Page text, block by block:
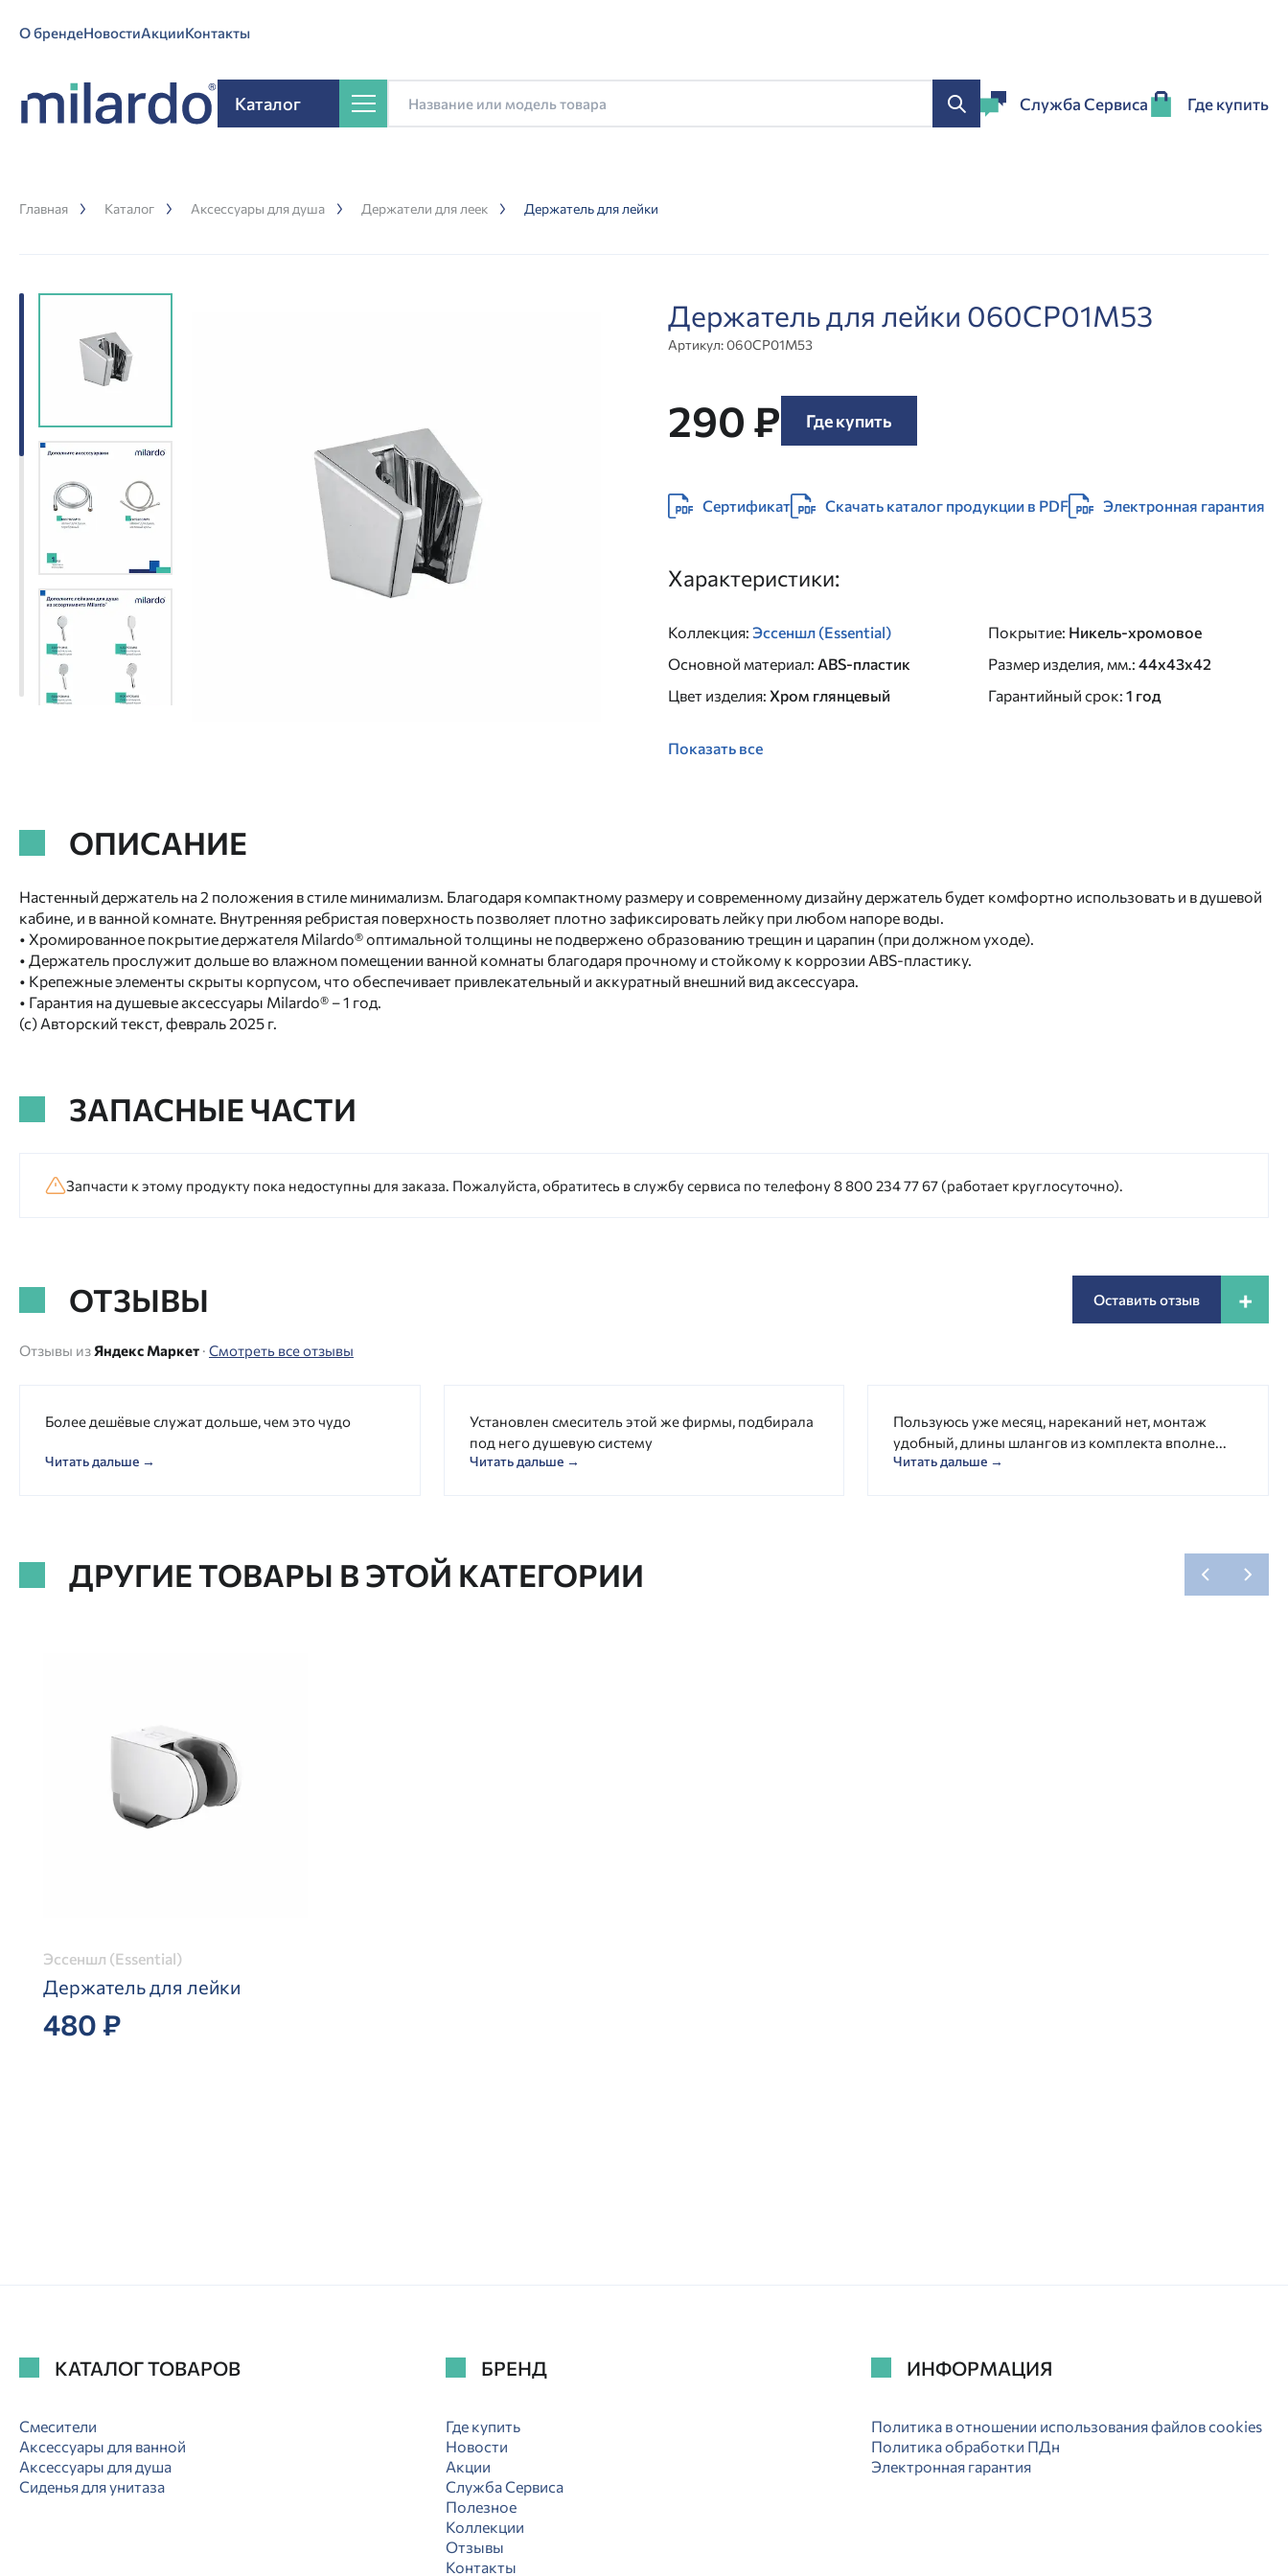
О брендеНовостиАкцииКонтакты
Каталог Служба Сервиса Где купить
Главная Каталог Аксессуары для душа Держатели для леек Держатель для лейки
Держатель для лейки 060CP01M53
Артикул:060CP01M53
290 ₽ Где купить
Сертификат Скачать каталог продукции в PDF Электронная гарантия
Характеристики:
Коллекция: Эссеншл (Essential)
Основной материал: ABS-пластик
Цвет изделия: Хром глянцевый
Покрытие: Никель-хромовое
Размер изделия, мм.: 44х43х42
Гарантийный срок: 1 год
Показать все
ОПИСАНИЕ
Настенный держатель на 2 положения в стиле минимализм. Благодаря компактному размеру и современному дизайну держатель будет комфортно использовать и в душевой
кабине, и в ванной комнате. Внутренняя ребристая поверхность позволяет плотно зафиксировать лейку при любом напоре воды.
• Хромированное покрытие держателя Milardo® оптимальной толщины не подвержено образованию трещин и царапин (при должном уходе).
• Держатель прослужит дольше во влажном помещении ванной комнаты благодаря прочному и стойкому к коррозии ABS-пластику.
• Крепежные элементы скрыты корпусом, что обеспечивает привлекательный и аккуратный внешний вид аксессуара.
• Гарантия на душевые аксессуары Milardo® – 1 год.
(с) Авторский текст, февраль 2025 г.
ЗАПАСНЫЕ ЧАСТИ
Запчасти к этому продукту пока недоступны для заказа. Пожалуйста, обратитесь в службу сервиса по телефону 8 800 234 77 67 (работает круглосуточно).
ОТЗЫВЫ Оставить отзыв +
Отзывы из Яндекс Маркет · Смотреть все отзывы
Более дешёвые служат дольше, чем это чудо
Читать дальше →
Установлен смеситель этой же фирмы, подбирала
под него душевую систему
Читать дальше →
Пользуюсь уже месяц, нареканий нет, монтаж
удобный, длины шлангов из комплекта вполне...
Читать дальше →
ДРУГИЕ ТОВАРЫ В ЭТОЙ КАТЕГОРИИ
Эссеншл (Essential)
Держатель для лейки
480 ₽
КАТАЛОГ ТОВАРОВ
Смесители
Аксессуары для ванной
Аксессуары для душа
Сиденья для унитаза
БРЕНД
Где купить
Новости
Акции
Служба Сервиса
Полезное
Коллекции
Отзывы
Контакты
ИНФОРМАЦИЯ
Политика в отношении использования файлов cookies
Политика обработки ПДн
Электронная гарантия